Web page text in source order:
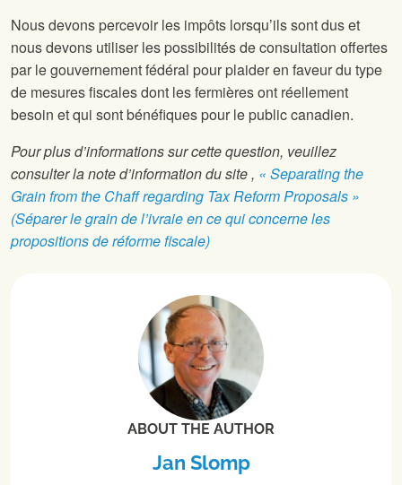
Nous devons percevoir les impôts lorsqu’ils sont dus et
nous devons utiliser les possibilités de consultation offertes
par le gouvernement fédéral pour plaider en faveur du type
de mesures fiscales dont les fermières ont réellement
besoin et qui sont bénéfiques pour le public canadien.
Pour plus d’informations sur cette question, veuillez
consulter la note d’information du site, « Separating the
Grain from the Chaff regarding Tax Reform Proposals »
(Séparer le grain de l’ivraie en ce qui concerne les
propositions de réforme fiscale)
ABOUT THE AUTHOR
Jan Slomp